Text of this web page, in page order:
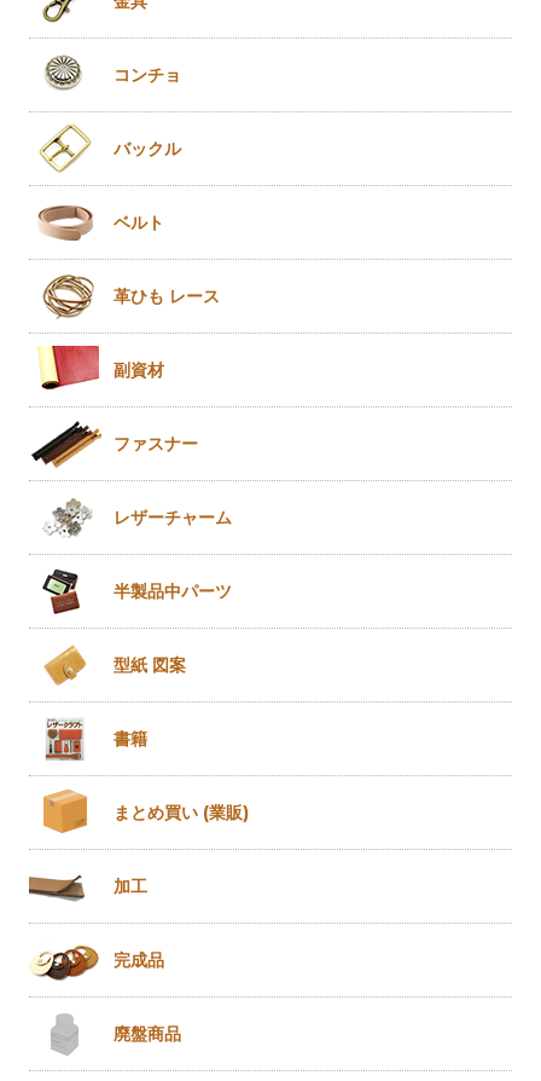
コンチョ
バックル
ベルト
革ひも レース
副資材
ファスナー
レザーチャーム
半製品中パーツ
型紙 図案
書籍
まとめ買い (業販)
加工
完成品
廃盤商品